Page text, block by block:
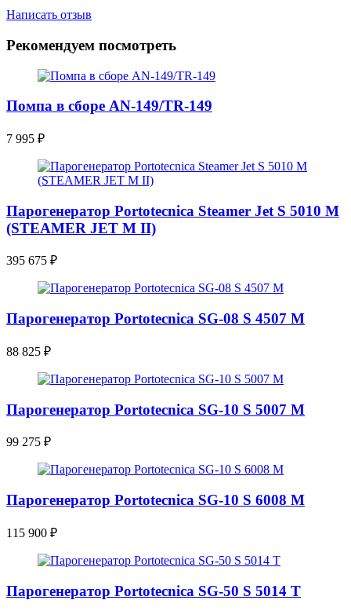
Написать отзыв
Рекомендуем посмотреть
Помпа в сборе AN-149/TR-149
7 995 ₽
Парогенератор Portotecnica Steamer Jet S 5010 M
(STEAMER JET M II)
395 675 ₽
Парогенератор Portotecnica SG-08 S 4507 M
88 825 ₽
Парогенератор Portotecnica SG-10 S 5007 M
99 275 ₽
Парогенератор Portotecnica SG-10 S 6008 M
115 900 ₽
Парогенератор Portotecnica SG-50 S 5014 T